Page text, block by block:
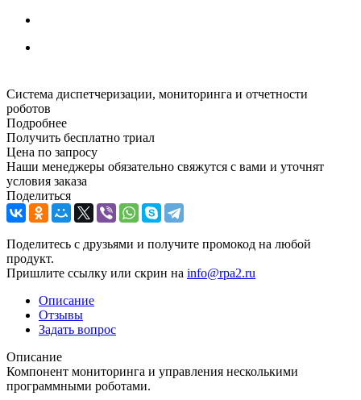
Система диспетчеризации, мониторинга и отчетности
роботов
Подробнее
Получить бесплатно триал
Цена по запросу
Наши менеджеры обязательно свяжутся с вами и уточнят
условия заказа
Поделиться
Поделитесь с друзьями и получите промокод на любой
продукт.
Пришлите ссылку или скрин на info@rpa2.ru
Описание
Отзывы
Задать вопрос
Описание
Компонент мониторинга и управления несколькими
программными роботами.